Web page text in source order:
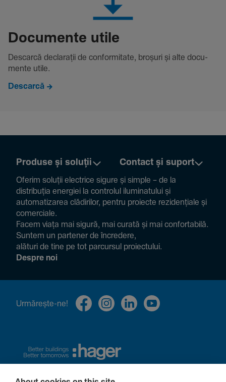
Docu­mente utile
Descarcă decla­rații de conformitate, broșuri și alte docu­
mente utile.
Descarcă
Produse și soluții Contact și suport
Oferim soluții electrice sigure și simple – de la
distribuția energiei la controlul ilumi­na­tului și
auto­ma­ti­zarea clădi­rilor, pentru proiecte rezi­den­țiale și
comer­ciale.
Facem viața mai sigură, mai curată și mai confor­ta­bilă.
Suntem un partener de încre­dere,
alături de tine pe tot parcursul proiec­tului.
Despre noi
Urmă­rește-ne!